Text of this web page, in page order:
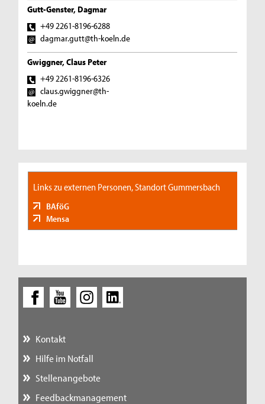
Gutt-Genster, Dagmar
+49 2261-8196-6288
dagmar.gutt@th-koeln.de
Gwiggner, Claus Peter
+49 2261-8196-6326
claus.gwiggner@th-
koeln.de
Links zu externen Personen, Standort Gummersbach
BAföG
Mensa
Kontakt
Hilfe im Notfall
Stellenangebote
Feedbackmanagement